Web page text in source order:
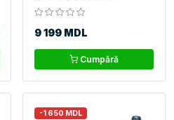
9 199 MDL
Cumpără
-1 650 MDL